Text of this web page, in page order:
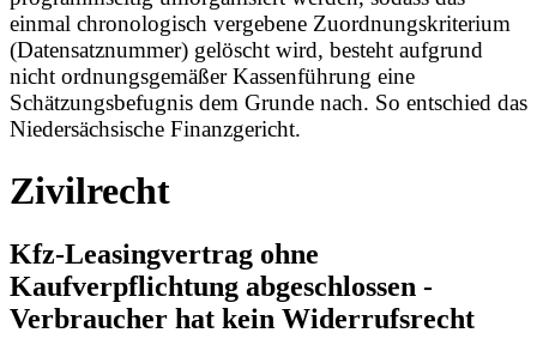
einmal chronologisch vergebene Zuordnungskriterium
(Datensatznummer) gelöscht wird, besteht aufgrund
nicht ordnungsgemäßer Kassenführung eine
Schätzungsbefugnis dem Grunde nach. So entschied das
Niedersächsische Finanzgericht.
Zivilrecht
Kfz-Leasingvertrag ohne
Kaufverpflichtung abgeschlossen -
Verbraucher hat kein Widerrufsrecht